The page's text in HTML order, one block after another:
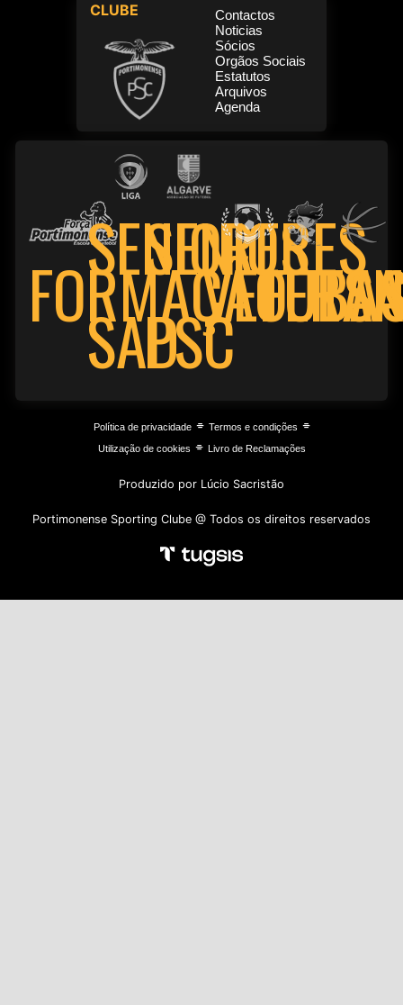
CLUBE
Contactos
Noticias
Sócios
Orgãos Sociais
Estatutos
Arquivos
Agenda
FORMAÇÃO
SENIORES
SAD
SENIORES
PSC
Política de privacidade⌯ Termos e condições ⌯
Utilização de cookies ⌯ Livro de Reclamações
Produzido por Lúcio Sacristão
Portimonense Sporting Clube @ Todos os direitos reservados